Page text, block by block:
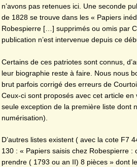
n’avons pas retenues ici. Une seconde
de 1828 se trouve dans les « Papiers
Robespierre […] supprimés ou omis par
publication n’est intervenue depuis ce
Certains de ces patriotes sont connus,
leur biographie reste à faire. Nous nous
brut parfois corrigé des erreurs de
Ceux-ci sont proposés avec cet article en
seule exception de la première liste dont
numérisation).
D’autres listes existent ( avec la cote F7
130 : « Papiers saisis chez Robespierre :
prendre ( 1793 ou an II) 8 pièces » dont